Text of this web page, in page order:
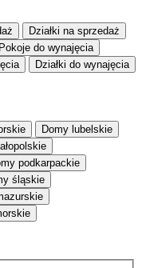
Działki na sprzedaż
Pokoje do wynajęcia
Działki do wynajęcia
Domy lubelskie
podkarpackie
śląskie